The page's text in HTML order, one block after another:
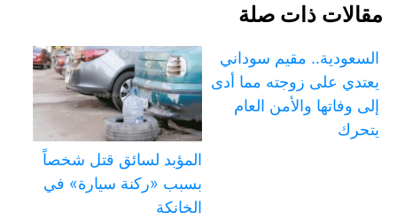
مقالات ذات صلة
السعودية.. مقيم سوداني
يعتدي على زوجته مما أدى
إلى وفاتها والأمن العام
يتحرك
المؤبد لسائق قتل شخصاً
بسبب «ركنة سيارة» في
الخانكة